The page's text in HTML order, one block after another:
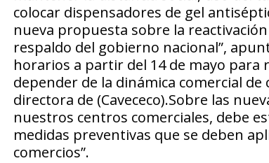
colocar dispensadores de gel
nueva propuesta sobre la
respaldo del gobierno nacional”,
horarios a partir del 14 de mayo
depender de la dinámica comercial
directora de (Cavececo).Sobre las
nuestros centros comerciales, debe
medidas preventivas que se deben
comercios”.